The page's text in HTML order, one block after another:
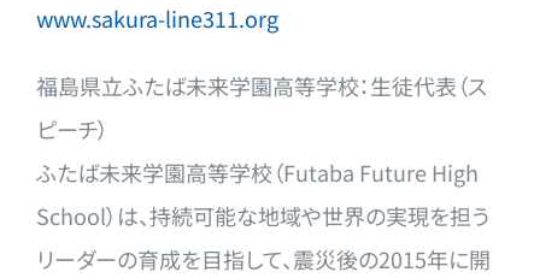
www.sakura-line311.org
福島県立ふたば未来学園高等学校：生徒代表（ス
ピーチ）
ふたば未来学園高等学校（Futaba Future High
School）は、持続可能な地域や世界の実現を担う
リーダーの育成を目指して、震災後の2015年に開